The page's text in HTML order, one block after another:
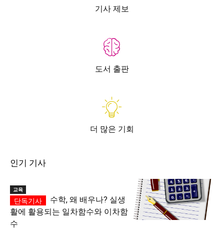
기사 제보
도서 출판
더 많은 기회
인기 기사
교육
수학, 왜 배우나? 실생
활에 활용되는 일차함수와 이차함
수